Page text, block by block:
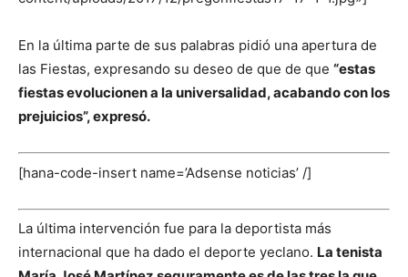
En la última parte de sus palabras pidió una apertura de
las Fiestas, expresando su deseo de que de que “estas
fiestas evolucionen a la universalidad, acabando con los
prejuicios”, expresó.
[hana-code-insert name=’Adsense noticias’ /]
La última intervención fue para la deportista más
internacional que ha dado el deporte yeclano. La tenista